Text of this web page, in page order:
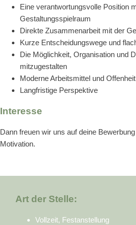
Eine verantwortungsvolle Position
Gestaltungsspielraum
Direkte Zusammenarbeit mit der
Kurze Entscheidungswege und
Die Möglichkeit, Organisation und
mitzugestalten
Moderne Arbeitsmittel und
Langfristige Perspektive
Interesse
Dann freuen wir uns auf deine
Motivation.
Art der Stelle:
Vollzeit, Festanstellung